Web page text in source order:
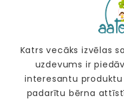
Katrs vecāks izvēlas
uzdevums ir
interesantu
padarītu bērna